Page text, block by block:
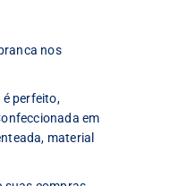
nos
perfeito,
em
material